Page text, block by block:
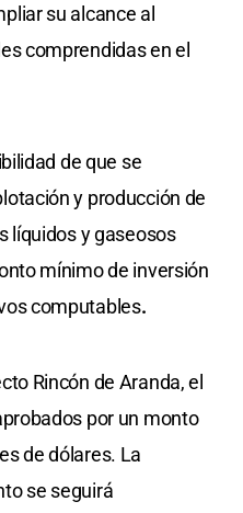
su alcance al
comprendidas en el
de que se
y producción de
líquidos y gaseosos
mínimo de inversión
computables.
Rincón de Aranda, el
por un monto
de dólares. La
se seguirá